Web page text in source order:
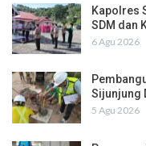
Kapolres
SDM dan
6 Agu 2026
Sijunjung
5 Agu 2026